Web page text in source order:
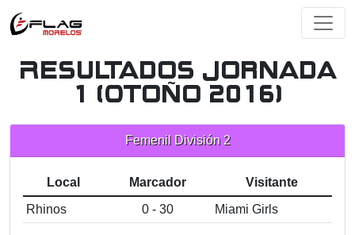
Resultados Jornada
1 (Otoño 2016)
Femenil División 2
Local Marcador
Visitante
Rhinos
0 - 30 Miami Girls